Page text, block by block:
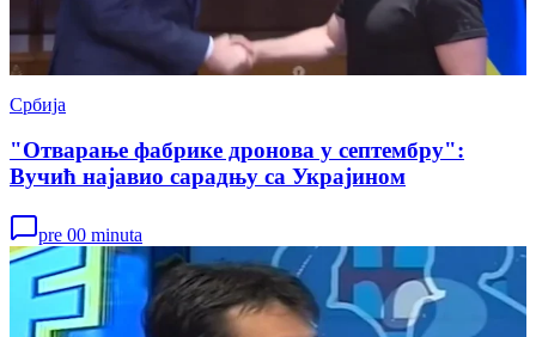
Србија
"Отварање фабрике дронова у септембру":
Вучић најавио сарадњу са Украјином
pre 00 minuta